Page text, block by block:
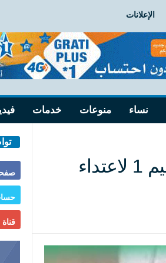
الإعلانات
نساء منوعات خدمات
تعرض مدير الدروس بثانوية دار النعيم 1 لاعتداء